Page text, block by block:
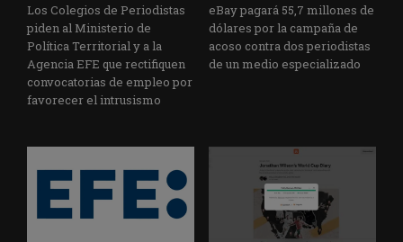
Los Colegios de Periodistas
piden al Ministerio de
Política Territorial y a la
Agencia EFE que rectifiquen
convocatorias de empleo por
favorecer el intrusismo
eBay pagará 55,7 millones de
dólares por la campaña de
acoso contra dos periodistas
de un medio especializado